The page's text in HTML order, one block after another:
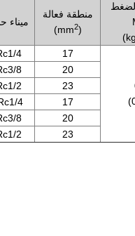
ميناء
منطقة فعالة
(mm2)
4 17
8
20
2
23
4
17
8
20
2 23